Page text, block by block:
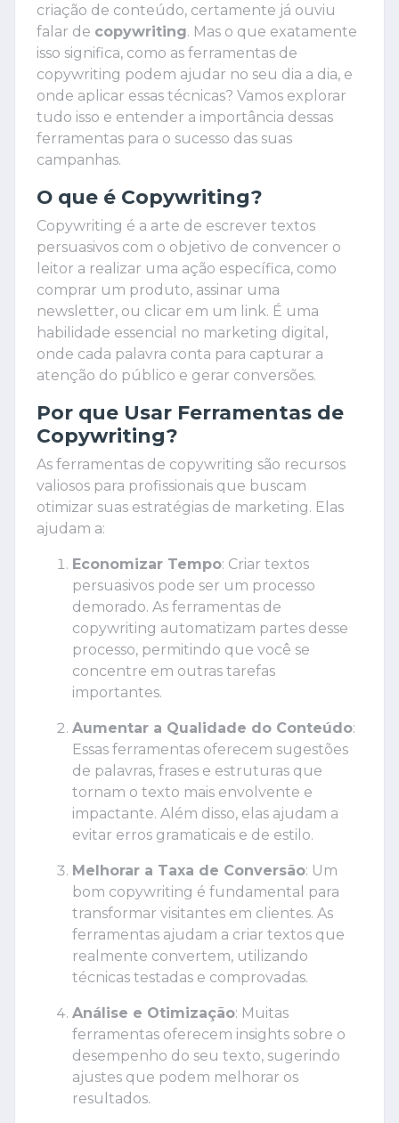
criação de conteúdo, certamente já ouviu
falar de copywriting. Mas o que exatamente
isso significa, como as ferramentas de
copywriting podem ajudar no seu dia a dia, e
onde aplicar essas técnicas? Vamos explorar
tudo isso e entender a importância dessas
ferramentas para o sucesso das suas
campanhas.
O que é Copywriting?
Copywriting é a arte de escrever textos
persuasivos com o objetivo de convencer o
leitor a realizar uma ação específica, como
comprar um produto, assinar uma
newsletter, ou clicar em um link. É uma
habilidade essencial no marketing digital,
onde cada palavra conta para capturar a
atenção do público e gerar conversões.
Por que Usar Ferramentas de
Copywriting?
As ferramentas de copywriting são recursos
valiosos para profissionais que buscam
otimizar suas estratégias de marketing. Elas
ajudam a:
Economizar Tempo: Criar textos
persuasivos pode ser um processo
demorado. As ferramentas de
copywriting automatizam partes desse
processo, permitindo que você se
concentre em outras tarefas
importantes.
Aumentar a Qualidade do Conteúdo:
Essas ferramentas oferecem sugestões
de palavras, frases e estruturas que
tornam o texto mais envolvente e
impactante. Além disso, elas ajudam a
evitar erros gramaticais e de estilo.
Melhorar a Taxa de Conversão: Um
bom copywriting é fundamental para
transformar visitantes em clientes. As
ferramentas ajudam a criar textos que
realmente convertem, utilizando
técnicas testadas e comprovadas.
Análise e Otimização: Muitas
ferramentas oferecem insights sobre o
desempenho do seu texto, sugerindo
ajustes que podem melhorar os
resultados.